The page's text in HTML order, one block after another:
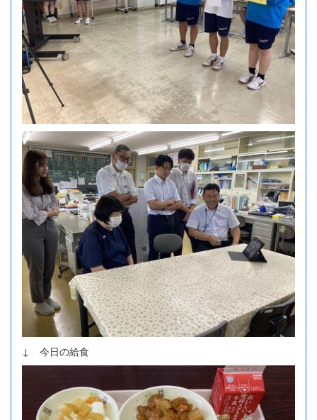
↓ 今日の給食